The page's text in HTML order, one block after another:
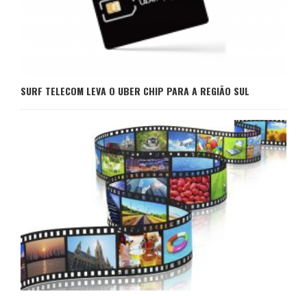
SURF TELECOM LEVA O UBER CHIP PARA A REGIÃO SUL